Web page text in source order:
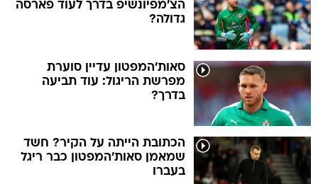
הצ'מפיונשיפ בדרך לעוד פארסה
גדולה?
סאות'המפטון עדיין סוערת
מפרשת הריגול: עוד תביעה
בדרך?
הכתובת הייתה על הקיר? חשד
שמאמן סאות'המפטון כבר ריגל
בעברו